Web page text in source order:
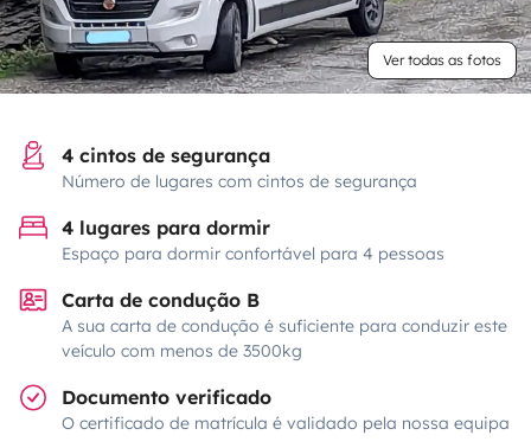
Ver todas as fotos
4 cintos de segurança
Número de lugares com cintos de segurança
4 lugares para dormir
Espaço para dormir confortável para 4 pessoas
Carta de condução B
A sua carta de condução é suficiente para conduzir este
veículo com menos de 3500kg
Documento verificado
O certificado de matrícula é validado pela nossa equipa